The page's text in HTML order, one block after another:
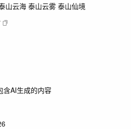
山云海 泰山云雾 泰山仙境
含AI生成的内容